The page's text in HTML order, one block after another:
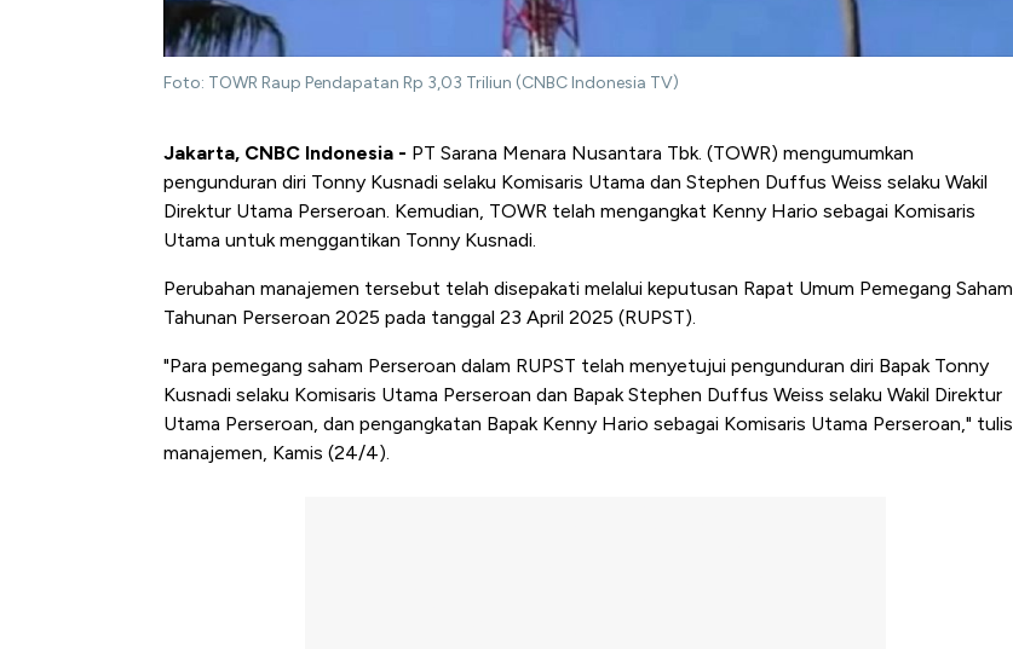
Foto: TOWR Raup Pendapatan Rp 3,03 Triliun (CNBC Indonesia TV)
Jakarta, CNBC Indonesia - PT Sarana Menara Nusantara Tbk. (TOWR) mengumumkan
pengunduran diri Tonny Kusnadi selaku Komisaris Utama dan Stephen Duffus Weiss selaku Wakil
Direktur Utama Perseroan. Kemudian, TOWR telah mengangkat Kenny Hario sebagai Komisaris
Utama untuk menggantikan Tonny Kusnadi.
Perubahan manajemen tersebut telah disepakati melalui keputusan Rapat Umum Pemegang Saham
Tahunan Perseroan 2025 pada tanggal 23 April 2025 (RUPST).
"Para pemegang saham Perseroan dalam RUPST telah menyetujui pengunduran diri Bapak Tonny
Kusnadi selaku Komisaris Utama Perseroan dan Bapak Stephen Duffus Weiss selaku Wakil Direktur
Utama Perseroan, dan pengangkatan Bapak Kenny Hario sebagai Komisaris Utama Perseroan," tulis
manajemen, Kamis (24/4).